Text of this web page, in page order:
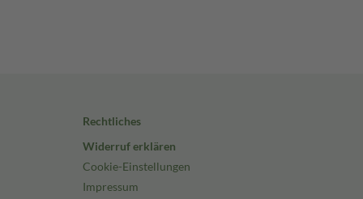
Rechtliches
Widerruf erklären
Cookie-Einstellungen
Impressum